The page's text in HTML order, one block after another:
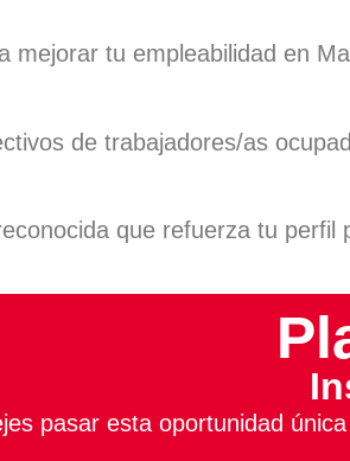
mejorar tu empleabilidad en
de trabajadores/as
que refuerza tu perfil
pasar esta oportunidad